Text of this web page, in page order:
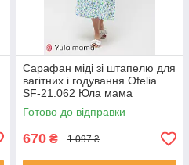
Сарафан міді зі штапелю для
вагітних і годування Ofelia
SF-21.062 Юла мама
Готово до відправки
670 ₴ 1 097 ₴